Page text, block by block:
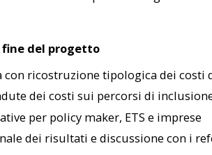
del progetto
con ricostruzione tipologica dei
dei costi sui percorsi di
per policy maker, ETS e imprese
dei risultati e discussione con i